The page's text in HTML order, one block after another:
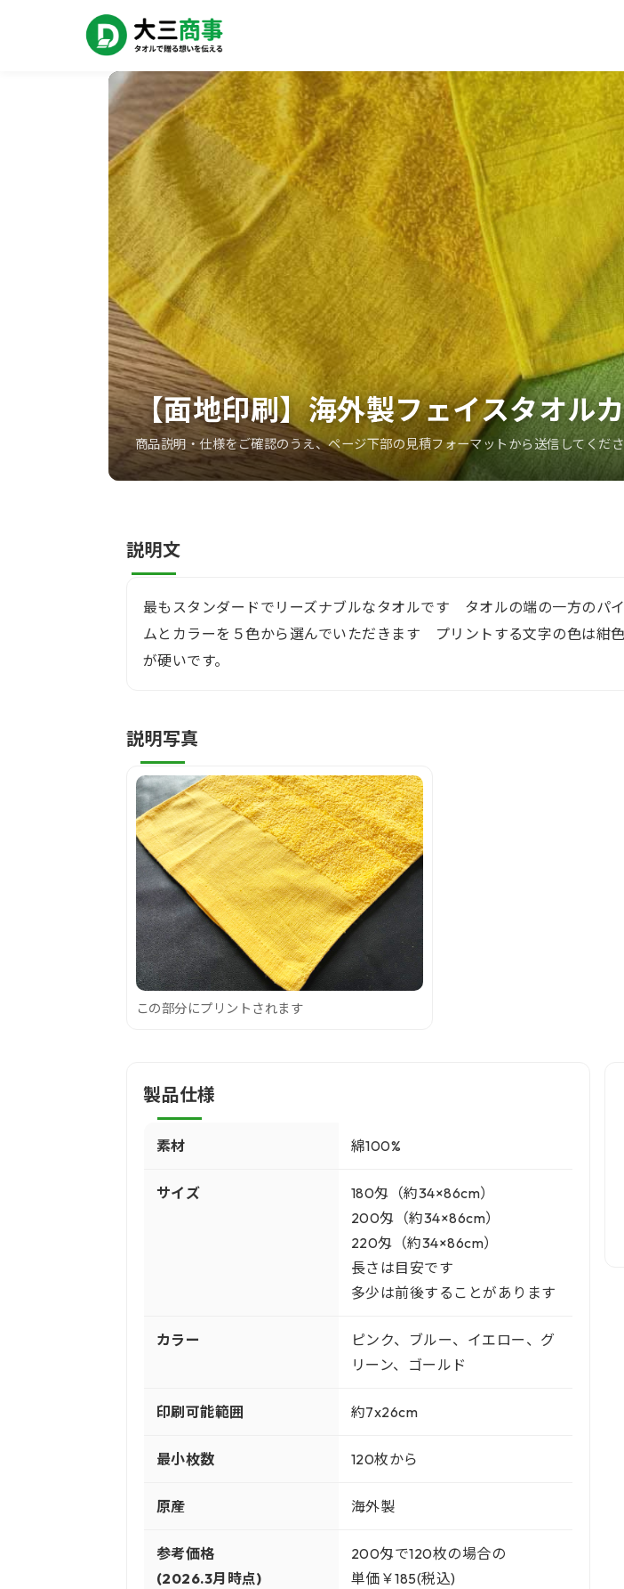
【面地印刷】海外製フェイスタオル
商品説明・仕様をご確認のうえ、ページ下部の見積フォーマットから送信してくださ
説明文
最もスタンダードでリーズナブルなタオルです タオルの端の一方の
ムとカラーを５色から選んでいただきます プリントする文字の色は
が硬いです。
説明写真
この部分にプリントされます
製品仕様
素材 綿100%
サイズ
180匁（約34×86cm）
200匁（約34×86cm）
220匁（約34×86cm）
長さは目安です
多少は前後することがあります
カラー
ピンク、ブルー、イエロー、グ
リーン、ゴールド
印刷可能範囲 約7x26cm
最小枚数 120枚から
原産 海外製
参考価格
(2026.3月時点)
200匁で120枚の場合の
単価￥185(税込)